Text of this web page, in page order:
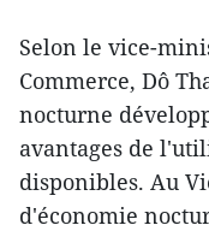
Selon le vice-
Commerce, Dô
nocturne
avantages de
disponibles. Au
d'économie